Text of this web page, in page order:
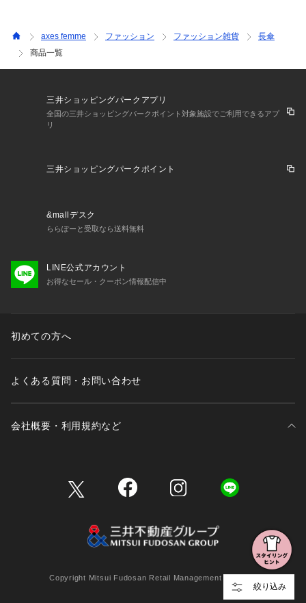
絞り込み
axes femme ファッション ファッション雑貨
長傘
商品一覧
三井ショッピングパークアプリ
全国の三井ショッピングパークポイント対象施設でご利用できるアプ
リ
三井ショッピングパークポイント
&mallデスク
ららぽーと受取なら送料無料
LINE公式アカウント
お得なセール・クーポン情報配信中
初めての方へ
よくある質問・お問い合わせ
会社概要・利用規約など
Copyright Mitsui Fudosan Retail Management Co., Ltd.